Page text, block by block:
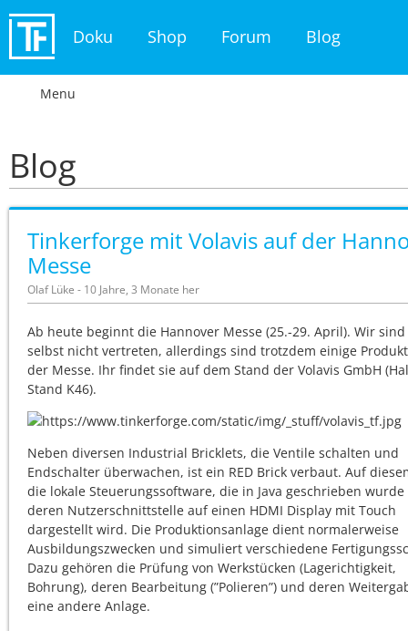
Doku Shop Forum Blog
Menu
Blog
Tinkerforge mit Volavis auf der
Messe
Olaf Lüke - 10 Jahre, 3 Monate her
Ab heute beginnt die Hannover Messe (25.-29. April). Wir
selbst nicht vertreten, allerdings sind trotzdem einige
der Messe. Ihr findet sie auf dem Stand der Volavis GmbH
Stand K46).
Neben diversen Industrial Bricklets, die Ventile schalten und
Endschalter überwachen, ist ein RED Brick verbaut. Auf
die lokale Steuerungssoftware, die in Java geschrieben
deren Nutzerschnittstelle auf einen HDMI Display mit Touch
dargestellt wird. Die Produktionsanlage dient normalerweise
Ausbildungszwecken und simuliert verschiedene
Dazu gehören die Prüfung von Werkstücken (Lagerichtigkeit,
Bohrung), deren Bearbeitung (”Polieren”) und deren
eine andere Anlage.